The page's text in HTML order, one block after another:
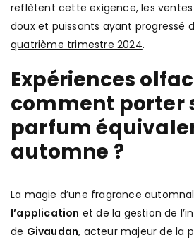
reflètent cette exigence, les
doux et puissants ayant progressé
quatrième trimestre 2024.
Expériences
comment porter
parfum
automne ?
La magie d’une fragrance
l’application et de la gestion de
de Givaudan, acteur majeur de la